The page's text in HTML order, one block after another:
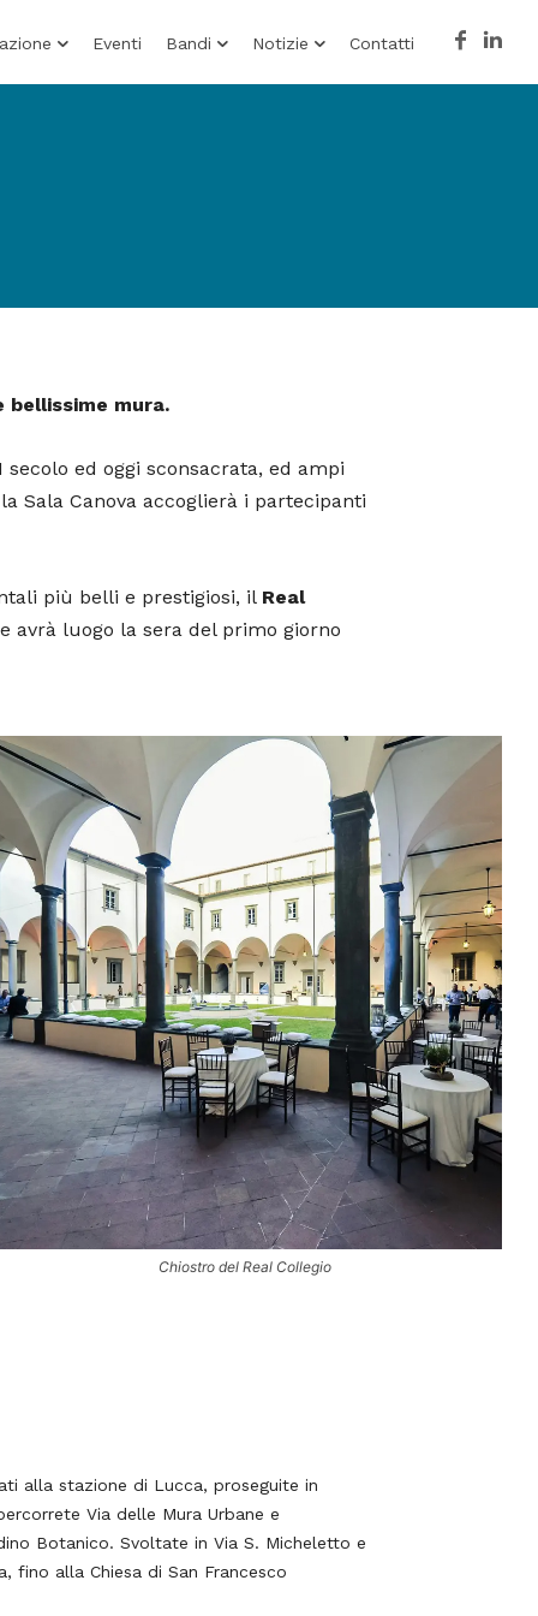
Eventi Bandi Notizie Contatti
bellissime mura.
ed oggi sconsacrata, ed ampi
Sala Canova accoglierà i partecipanti
più belli e prestigiosi, il Real
avrà luogo la sera del primo giorno
Chiostro del Real Collegio
alla stazione di Lucca, proseguite in
Via delle Mura Urbane e
Botanico. Svoltate in Via S. Micheletto e
fino alla Chiesa di San Francesco